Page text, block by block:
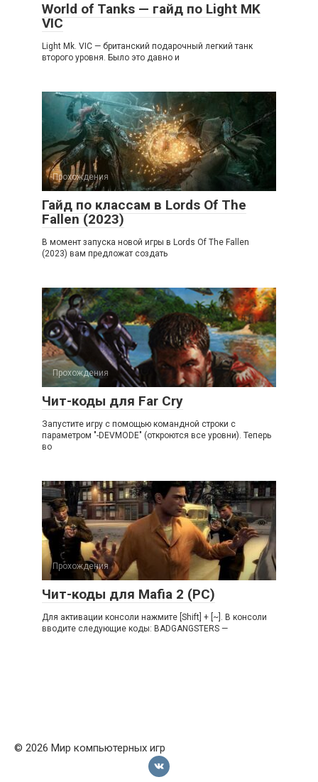
World of Tanks — гайд по Light MK
VIC
Light Mk. VIC — британский подарочный легкий танк
второго уровня. Было это давно и
Прохождения
Гайд по классам в Lords Of The
Fallen (2023)
В момент запуска новой игры в Lords Of The Fallen
(2023) вам предложат создать
Прохождения
Чит-коды для Far Cry
Запустите игру с помощью командной строки с
параметром "-DEVMODE" (откроются все уровни). Теперь
во
Прохождения
Чит-коды для Mafia 2 (PC)
Для активации консоли нажмите [Shift] + [~]. В консоли
вводите следующие коды: BADGANGSTERS —
© 2026 Мир компьютерных игр